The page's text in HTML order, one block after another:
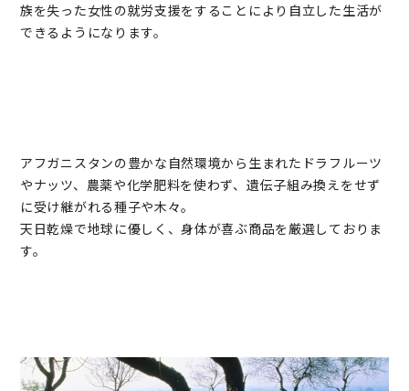
族を失った女性の就労支援をすることにより自立した生活が
できるようになります。
アフガニスタンの豊かな自然環境から生まれたドラフルーツ
やナッツ、農薬や化学肥料を使わず、遺伝子組み換えをせず
に受け継がれる種子や木々。
天日乾燥で地球に優しく、身体が喜ぶ商品を厳選しておりま
す。